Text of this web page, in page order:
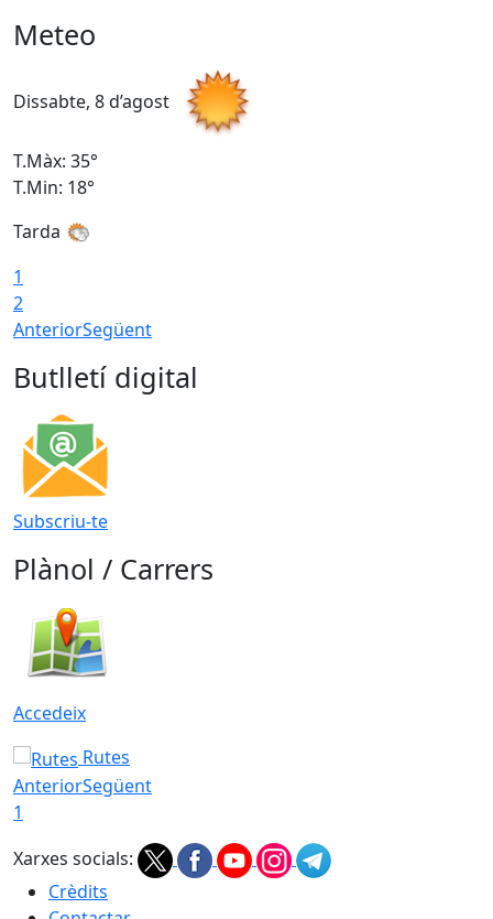
Meteo
Dissabte, 8 d’agost
T.Màx: 35°
T.Min: 18°
Tarda
1
2
AnteriorSegüent
Butlletí digital
Subscriu-te
Plànol / Carrers
Accedeix
Rutes
AnteriorSegüent
1
Xarxes socials:
Crèdits